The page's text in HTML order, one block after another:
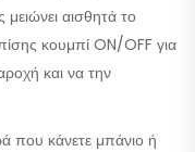
αισθητά το
κουμπί ON/OFF για
και να την
που κάνετε μπάνιο ή